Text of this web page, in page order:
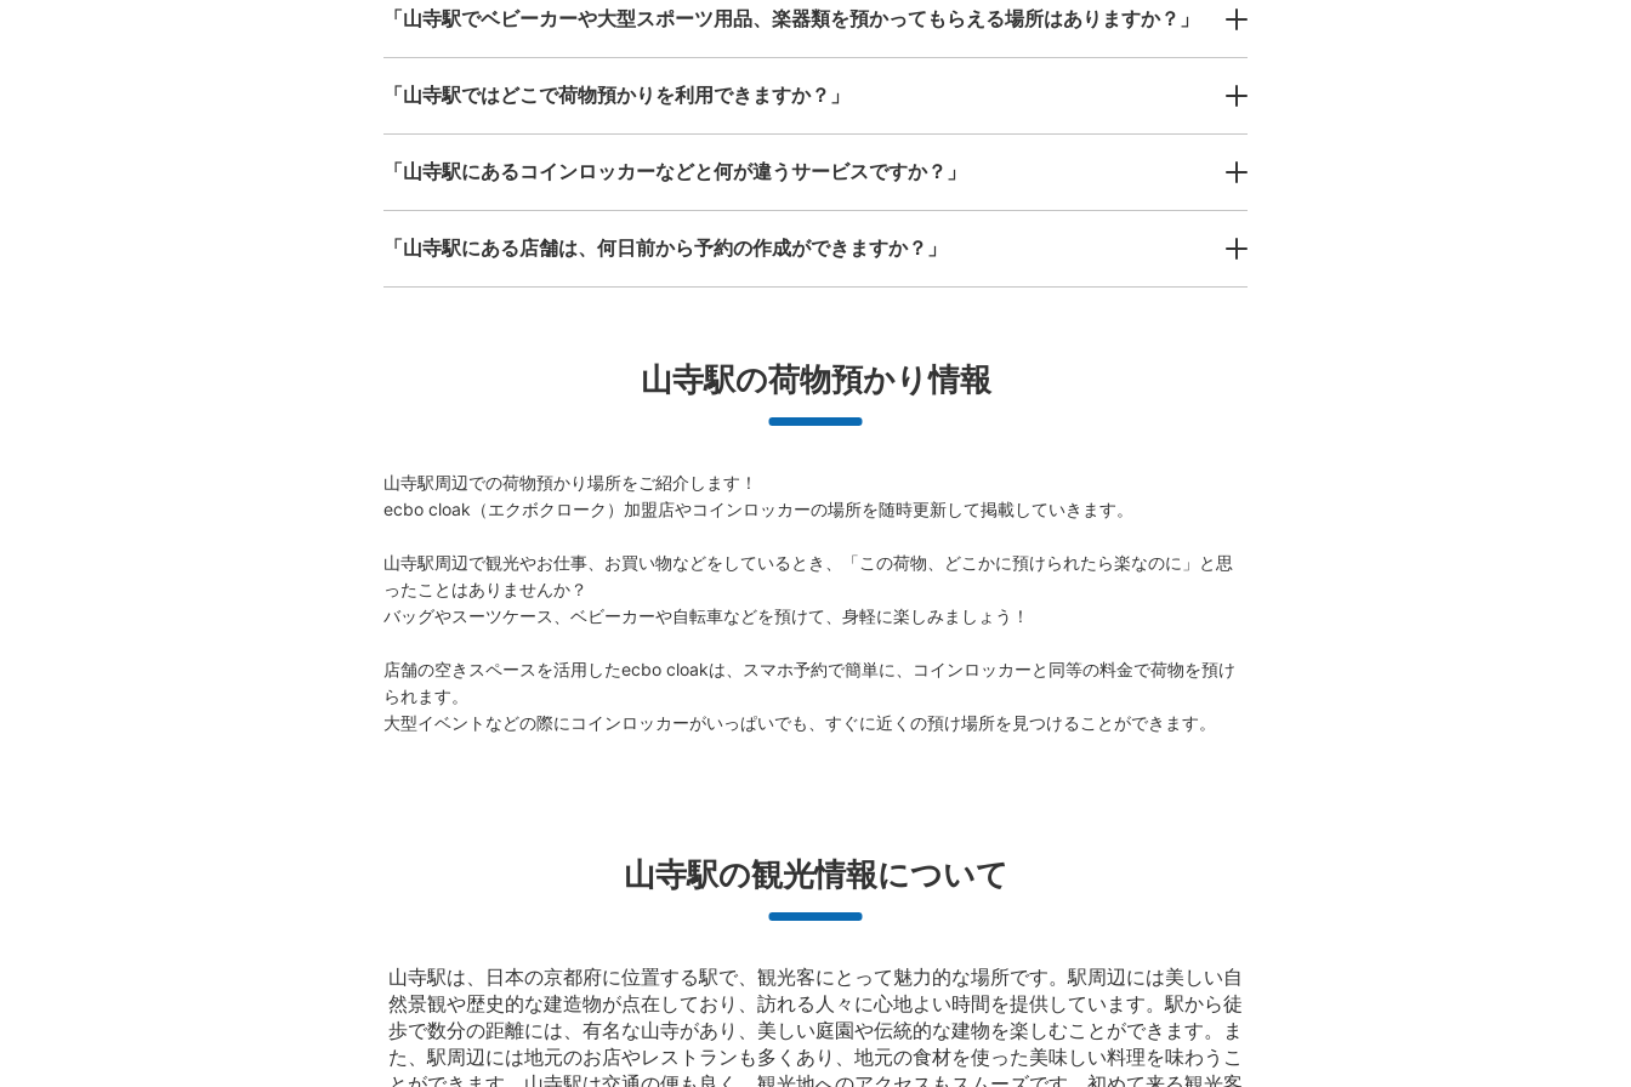
このコインロッカーの位置を見る
「山寺駅でベビーカーや大型スポーツ用品、楽器類を預かってもらえる場所はありますか？」
「山寺駅ではどこで荷物預かりを利用できますか？」
「山寺駅にあるコインロッカーなどと何が違うサービスですか？」
「山寺駅にある店舗は、何日前から予約の作成ができますか？」
山寺駅の荷物預かり情報
山寺駅周辺での荷物預かり場所をご紹介します！
ecbo cloak（エクボクローク）加盟店やコインロッカーの場所を随時更新して掲載していきます。
山寺駅周辺で観光やお仕事、お買い物などをしているとき、「この荷物、どこかに預けられたら楽なのに」と思
ったことはありませんか？
バッグやスーツケース、ベビーカーや自転車などを預けて、身軽に楽しみましょう！
店舗の空きスペースを活用したecbo cloakは、スマホ予約で簡単に、コインロッカーと同等の料金で荷物を預け
られます。
大型イベントなどの際にコインロッカーがいっぱいでも、すぐに近くの預け場所を見つけることができます。
山寺駅の観光情報について
山寺駅は、日本の京都府に位置する駅で、観光客にとって魅力的な場所です。駅周辺には美しい自
然景観や歴史的な建造物が点在しており、訪れる人々に心地よい時間を提供しています。駅から徒
歩で数分の距離には、有名な山寺があり、美しい庭園や伝統的な建物を楽しむことができます。ま
た、駅周辺には地元のお店やレストランも多くあり、地元の食材を使った美味しい料理を味わうこ